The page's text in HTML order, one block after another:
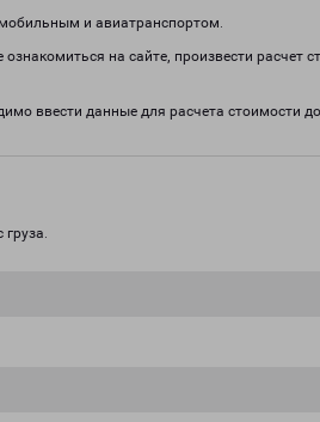
и авиатранспортом.
на сайте, произвести
ввести данные для расчета стоимости
груза.